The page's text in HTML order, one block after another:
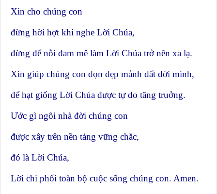
Xin cho chúng con
đừng hời hợt khi nghe Lời Chúa,
đừng để nỗi đam mê làm Lời Chúa trở nên xa lạ.
Xin giúp chúng con dọn dẹp mảnh đất đời mình,
để hạt giống Lời Chúa được tự do tăng truởng.
Ước gì ngôi nhà đời chúng con
được xây trên nền tảng vững chắc,
đó là Lời Chúa,
Lời chi phối toàn bộ cuộc sống chúng con. Amen.